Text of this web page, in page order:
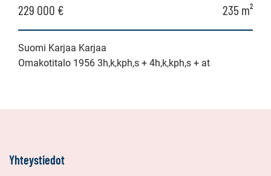
229 000 € 235 m²
Suomi Karjaa Karjaa
Omakotitalo 1956 3h,k,kph,s + 4h,k,kph,s + at
Yhteystiedot